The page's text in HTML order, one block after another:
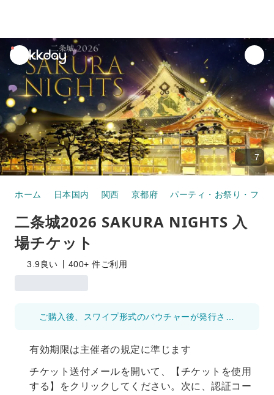
unread
notifications
7
ホーム 日本国内 関西 京都府 パーティ・お祭り・フェ
二条城2026 SAKURA NIGHTS 入
場チケット
3.9良い 400+ 件ご利用
有効期限は主催者の規定に準じます
チケット送付メールを開いて、【チケットを使用
する】をクリックしてください。次に、認証コー